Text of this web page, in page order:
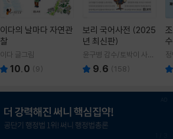
이다의 날마다 자연관
찰
이다 글그림
10.0 (9)
보리 국어사전 (2025
년 최신판)
윤구병 감수/토박이 사전
편찬실 편
9.6 (158)